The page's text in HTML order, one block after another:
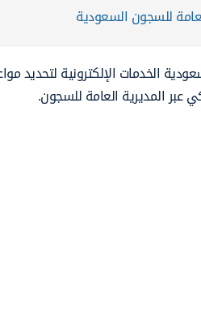
للسجون السعودية
الخدمات الإلكترونية لتحديد
عبر المديرية العامة للسجون.